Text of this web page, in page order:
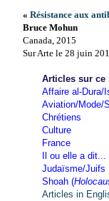
« Résistance aux
Bruce Mohun
Canada, 2015
Sur Arte le 28 juin
Articles sur ce
Affaire al-Dura/
Aviation/Mode/
Chrétiens
Culture
France
Il ou elle a dit...
Judaïsme/Juifs
Shoah (
Articles in